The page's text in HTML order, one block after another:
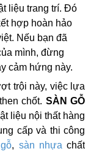
liệu trang trí. Đó
hợp hoàn hảo
Nếu bạn đã
mình, đừng
cảm hứng này.
trội này, việc lựa
chốt. SÀN GỖ
liệu nội thất hàng
cấp và thi công
, sàn nhựa chất